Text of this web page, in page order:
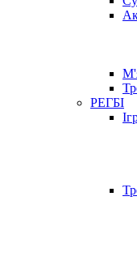
РЕГБІ